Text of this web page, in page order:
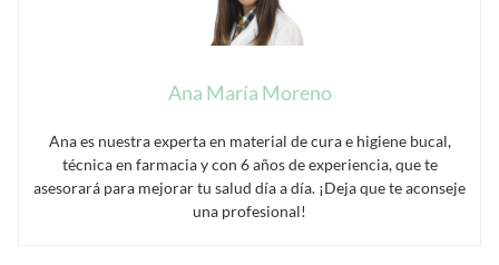
Ana María Moreno
Ana es nuestra experta en material de cura e higiene bucal,
técnica en farmacia y con 6 años de experiencia, que te
asesorará para mejorar tu salud día a día. ¡Deja que te aconseje
una profesional!